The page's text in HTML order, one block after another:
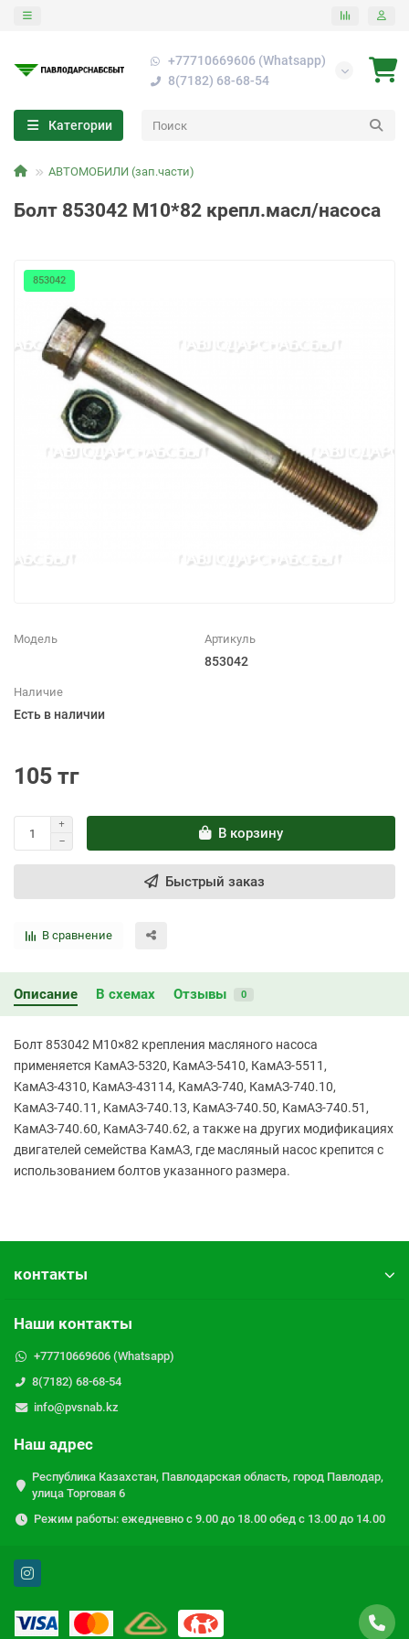
+77710669606 (Whatsapp)
8(7182) 68-68-54
Категории
АВТОМОБИЛИ (зап.части)
Болт 853042 М10*82 крепл.масл/насоса
853042
Модель Артикуль
853042
Наличие
Есть в наличии
105 тг
В корзину
Быстрый заказ
В сравнение
Описание В схемах Отзывы 0
Болт 853042 М10×82 крепления масляного насоса
применяется КамАЗ-5320, КамАЗ-5410, КамАЗ-5511,
КамАЗ-4310, КамАЗ-43114, КамАЗ-740, КамАЗ-740.10,
КамАЗ-740.11, КамАЗ-740.13, КамАЗ-740.50, КамАЗ-740.51,
КамАЗ-740.60, КамАЗ-740.62, а также на других модификациях
двигателей семейства КамАЗ, где масляный насос крепится с
использованием болтов указанного размера.
контакты
Наши контакты
+77710669606 (Whatsapp)
8(7182) 68-68-54
info@pvsnab.kz
Наш адрес
Республика Казахстан, Павлодарская область, город Павлодар,
улица Торговая 6
Режим работы: ежедневно с 9.00 до 18.00 обед с 13.00 до 14.00